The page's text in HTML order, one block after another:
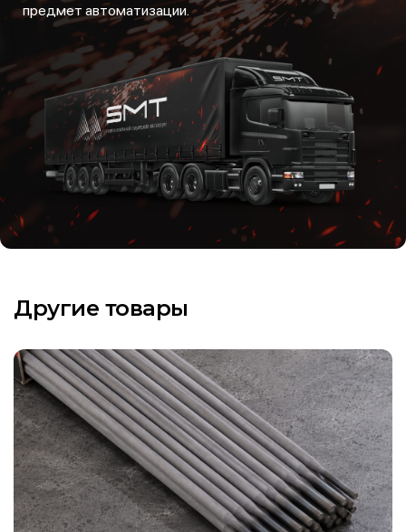
предмет автоматизации.
Другие товары